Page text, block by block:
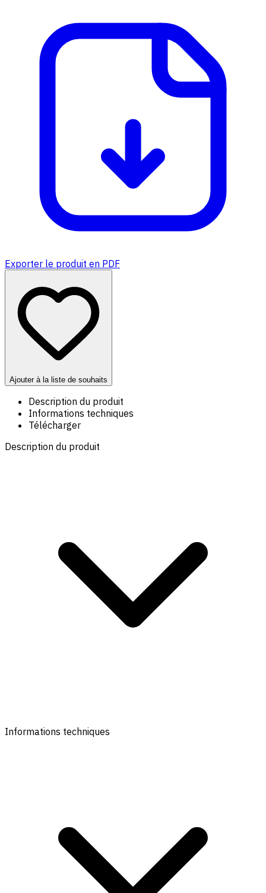
Exporter le produit en PDF
Ajouter à la liste de souhaits
Description du produit
Informations techniques
Télécharger
Description du produit
Informations techniques